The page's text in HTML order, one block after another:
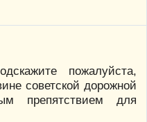
пожалуйста,
советской дорожной
препятствием для